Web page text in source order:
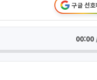
구글 선
00:00